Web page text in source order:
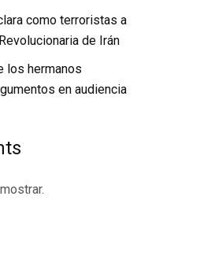
como terroristas a
de Irán
los hermanos
en audiencia